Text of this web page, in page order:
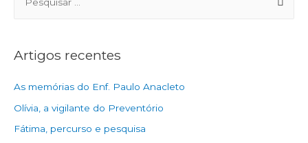
Artigos recentes
As memórias do Enf. Paulo Anacleto
Olívia, a vigilante do Preventório
Fátima, percurso e pesquisa